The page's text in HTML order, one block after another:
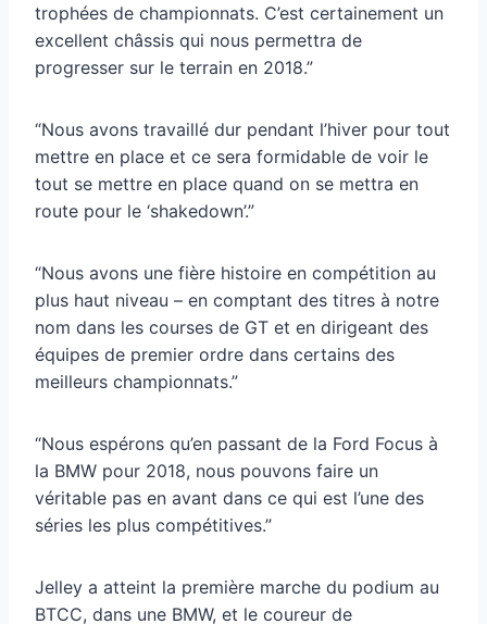
trophées de championnats. C’est certainement un
excellent châssis qui nous permettra de
progresser sur le terrain en 2018.”
“Nous avons travaillé dur pendant l’hiver pour tout
mettre en place et ce sera formidable de voir le
tout se mettre en place quand on se mettra en
route pour le ‘shakedown’.”
“Nous avons une fière histoire en compétition au
plus haut niveau – en comptant des titres à notre
nom dans les courses de GT et en dirigeant des
équipes de premier ordre dans certains des
meilleurs championnats.”
“Nous espérons qu’en passant de la Ford Focus à
la BMW pour 2018, nous pouvons faire un
véritable pas en avant dans ce qui est l’une des
séries les plus compétitives.”
Jelley a atteint la première marche du podium au
BTCC, dans une BMW, et le coureur de